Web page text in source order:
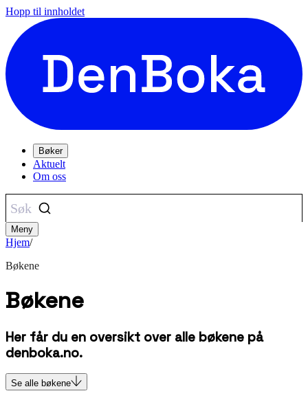
Hopp til innholdet
Bøker
Aktuelt
Om oss
Søk
Meny
Hjem/
Bøkene
Bøkene
Her får du en oversikt over alle bøkene på
denboka.no.
Se alle bøkene